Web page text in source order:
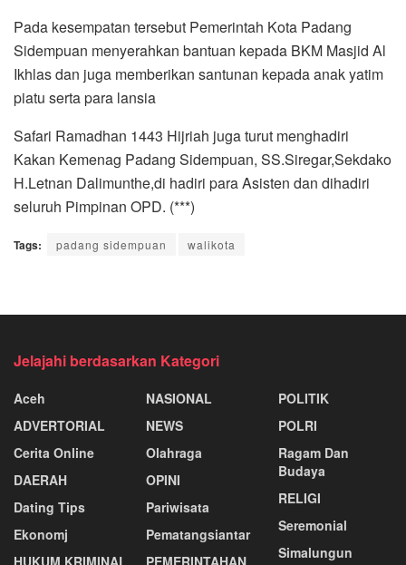
Pada kesempatan tersebut Pemerintah Kota Padang
Sidempuan menyerahkan bantuan kepada BKM Masjid Al
Ikhlas dan juga memberikan santunan kepada anak yatim
piatu serta para lansia
Safari Ramadhan 1443 Hijriah juga turut menghadiri
Kakan Kemenag Padang Sidempuan, SS.Siregar,Sekdako
H.Letnan Dalimunthe,di hadiri para Asisten dan dihadiri
seluruh Pimpinan OPD. (***)
Tags: padang sidempuan walikota
Jelajahi berdasarkan Kategori
Aceh
ADVERTORIAL
Cerita Online
DAERAH
Dating Tips
Ekonomj
HUKUM KRIMINAL
NASIONAL
NEWS
Olahraga
OPINI
Pariwisata
Pematangsiantar
PEMERINTAHAN
POLITIK
POLRI
Ragam Dan
Budaya
RELIGI
Seremonial
Simalungun